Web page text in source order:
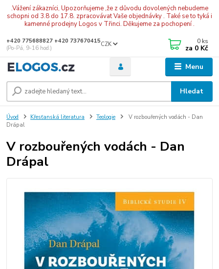
.Vážení zákazníci, Upozorňujeme ,že z důvodu dovolených nebudeme
schopni od 3.8 do 17.8. zpracovávat Vaše objednávky . Také se to tyká i
kamenné prodejny Logos v Třinci. Děkujeme za pochopení .
Menu
CZK
Hledat
+420 775688827 +420 737670415
(Po-Pá, 9-16 hod.)
0 ks
za 0 Kč
Úvod Křesťanská literatura Teologie
V rozbouřených vodách - Dan
Drápal
V rozbouřených vodách - Dan
Drápal